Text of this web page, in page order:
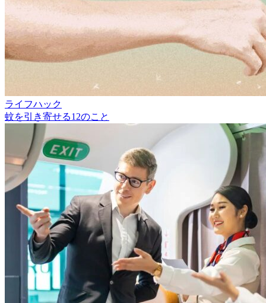
ライフハック
蚊を引き寄せる12のこと